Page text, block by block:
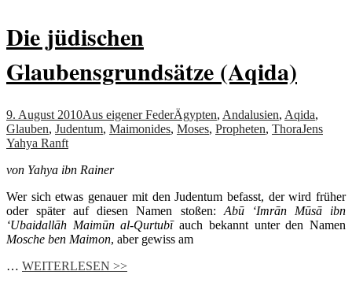
Die jüdischen
Glaubensgrundsätze (Aqida)
9. August 2010Aus eigener FederÄgypten, Andalusien, Aqida,
Glauben, Judentum, Maimonides, Moses, Propheten, ThoraJens
Yahya Ranft
von Yahya ibn Rainer
Wer sich etwas genauer mit den Judentum befasst, der wird früher
oder später auf diesen Namen stoßen: Abū ‘Imrān Mūsā ibn
‘Ubaidallāh Maimūn al-Qurtubīauch bekannt unter den Namen
Mosche ben Maimon, aber gewiss am
… WEITERLESEN >>